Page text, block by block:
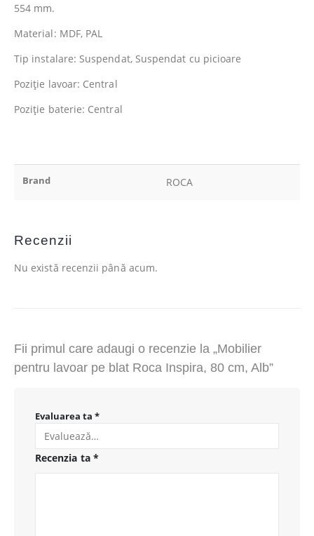
554 mm.
Material: MDF, PAL
Tip instalare: Suspendat, Suspendat cu picioare
Poziţie lavoar: Central
Poziţie baterie: Central
Brand ROCA
Recenzii
Nu există recenzii până acum.
Fii primul care adaugi o recenzie la „Mobilier
pentru lavoar pe blat Roca Inspira, 80 cm, Alb”
Evaluarea ta *
Recenzia ta *